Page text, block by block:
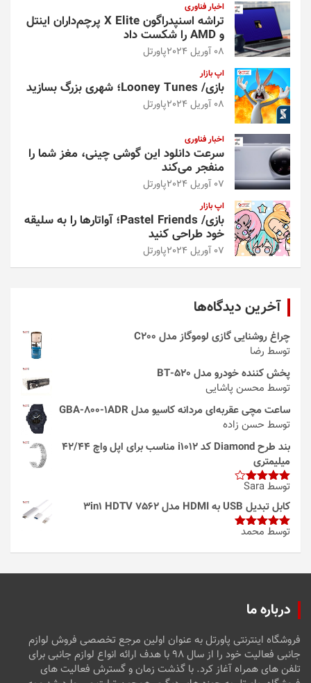
اخبار فناوری
تراشه اسنپدراگون X Elite پرچم‌داران اینتل
و AMD را شکست داد
08 آوریل 2024 پاورتل
اپ بازار
بازی/ Looney Tunes؛ شهری بزرگ بسازید
08 آوریل 2024 پاورتل
اخبار فناوری
سرعت دانلود این گوشی چینی، مغز شما را
منفجر می‌کند
07 آوریل 2024 پاورتل
اپ بازار
بازی/ Pastel Friends؛ آواتارها را به سلیقه
خود طراحی کنید
07 آوریل 2024 پاورتل
آخرین دیدگاه‌ها
چراغ روشنایی گازی لوموگاز مدل C200
توسط رضا
پخش کننده خودرو مدل 520-BT
توسط محسن پاشایی
ساعت مچی عقربه‌ای مردانه کاسیو مدل GBA-800-1ADR
توسط حسن زاده
بند طرح Diamond کد i1012 مناسب برای اپل واچ 42/44
میلیمتری
امتیاز4
از 5
توسط Sara
کابل تبدیل USB به HDMI مدل 3in1 HDTV 7562
امتیاز5از
توسط محمد
درباره ما
فروشگاه اینترنتی پاورتل به عنوان اولین مرجع تخصصی فروش لوازم
جانبی فعالیت خود را از سال ۹۸ با هدف ارائه انواع لوازم جانبی برای
تلفن های همراه آغاز کرد. با گذشت زمان و گسترش فعالیت های